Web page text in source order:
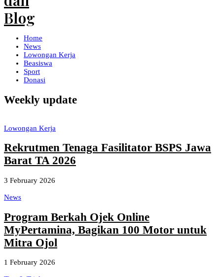
Home
News
Lowongan Kerja
Beasiswa
Sport
Donasi
Weekly update
Lowongan Kerja
Rekrutmen Tenaga Fasilitator BSPS Jawa
Barat TA 2026
3 February 2026
News
Program Berkah Ojek Online
MyPertamina, Bagikan 100 Motor untuk
Mitra Ojol
1 February 2026